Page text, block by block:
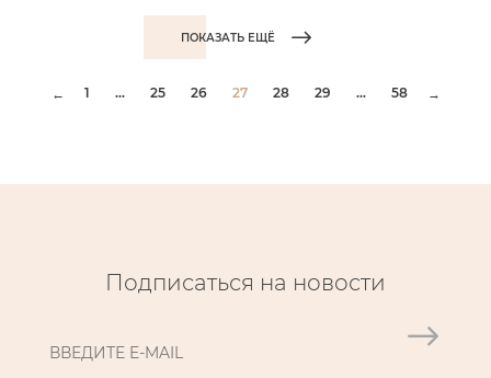
ПОКАЗАТЬ ЕЩЁ
← 1 ... 25 26 27 28 29 ... 58 →
Подписаться на новости